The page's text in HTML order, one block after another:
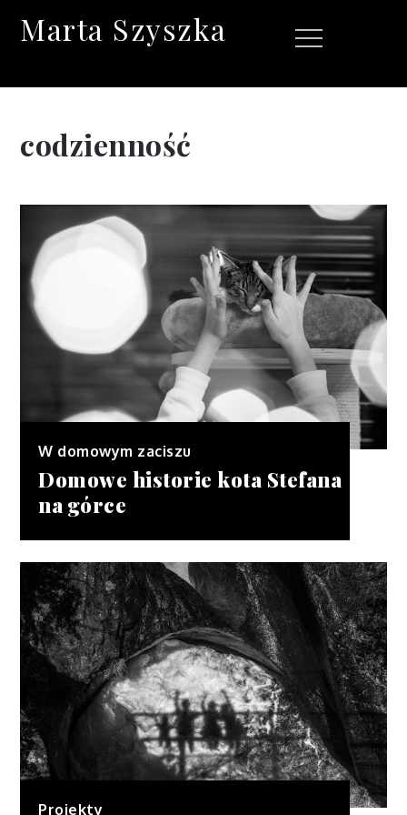
Marta Szyszka Menu
codzienność
W domowym zaciszu
Domowe historie kota Stefana
na górce
Projekty